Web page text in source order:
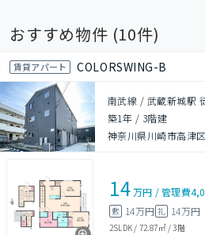
おすすめ物件 (10件)
賃貸アパート COLORSWING-B
南武線 / 武蔵新城駅
築1年 / 3階建
神奈川県川崎市高津
14万円 /管理費
敷 14万円 礼 14万円
2SLDK / 72.87㎡/3階